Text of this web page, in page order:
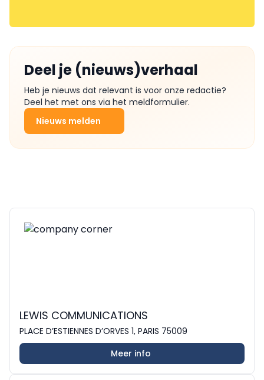
Deel je (nieuws)verhaal
Heb je nieuws dat relevant is voor onze redactie?
Deel het met ons via het meldformulier.
Nieuws melden
LEWIS COMMUNICATIONS
PLACE D’ESTIENNES D’ORVES 1, PARIS 75009
Meer info